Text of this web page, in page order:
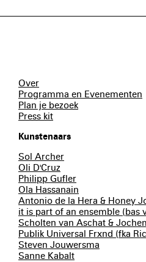
Over
Programma en Evenementen
Plan je bezoek
Press kit
Kunstenaars
Sol Archer
Oli D'Cruz
Philipp Gufler
Ola Hassanain
Antonio de la Hera & Honey
it is part of an ensemble (bas
Scholten van Aschat &
Publik Universal Frxnd (fka
Steven Jouwersma
Sanne Kabalt